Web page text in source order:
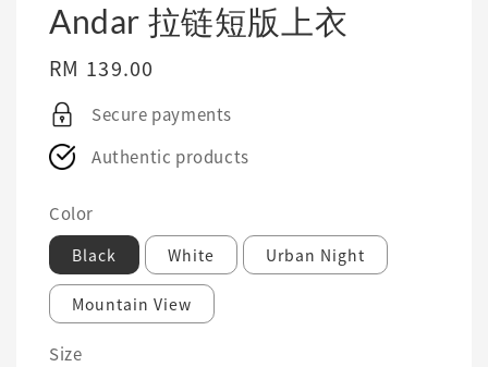
Andar 拉链短版上衣
Regular
price
RM 139.00
Secure payments
Authentic products
Color
Black White Urban Night
Mountain View
Size